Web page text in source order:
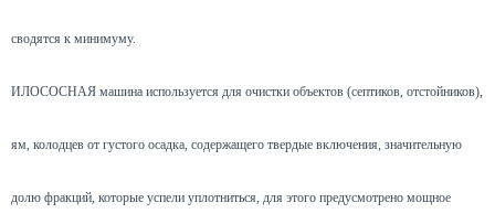
сводятся к минимуму.
ИЛОСОСНАЯ машина используется для очистки объектов (септиков, отстойников),
ям, колодцев от густого осадка, содержащего твердые включения, значительную
долю фракций, которые успели уплотниться, для этого предусмотрено мощное